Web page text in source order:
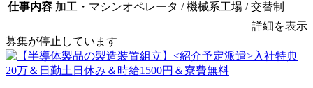
仕事内容 加工・マシンオペレータ / 機械系工場 / 交替制
詳細を表示
募集が停止しています